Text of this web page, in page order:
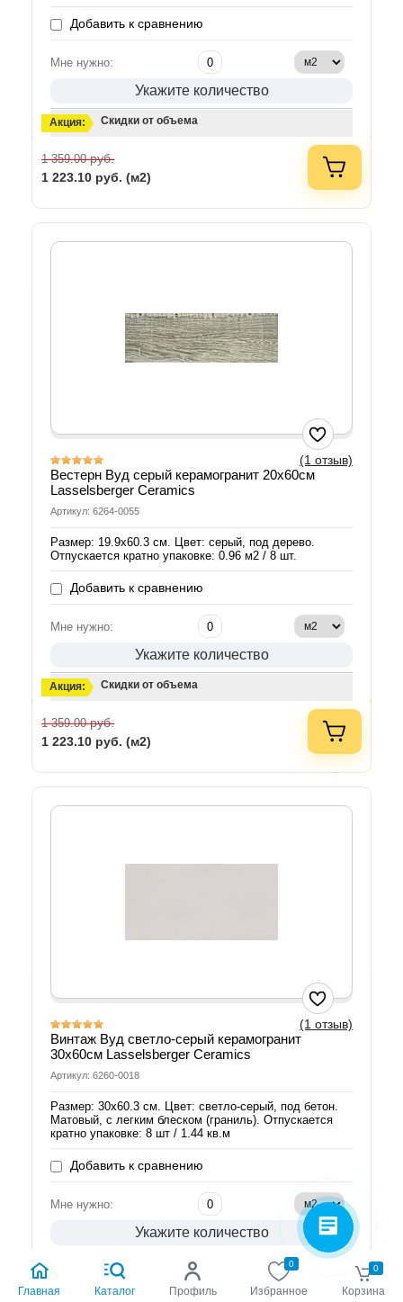
Добавить к сравнению
Мне нужно:
Укажите количество
Акция: Скидки от объема
1 359.00руб.
1 223.10 руб. (м2)
(1 отзыв)
Вестерн Вуд серый керамогранит 20х60см
Lasselsberger Ceramics
Артикул: 6264-0055
Размер: 19.9х60.3 см. Цвет: серый, под дерево.
Отпускается кратно упаковке: 0.96 м2 / 8 шт.
Добавить к сравнению
Мне нужно:
Укажите количество
Акция: Скидки от объема
1 359.00руб.
1 223.10 руб. (м2)
(1 отзыв)
Винтаж Вуд светло-серый керамогранит
30х60см Lasselsberger Ceramics
Артикул: 6260-0018
Размер: 30х60.3 см. Цвет: светло-серый, под бетон.
Матовый, с легким блеском (граниль). Отпускается
кратно упаковке: 8 шт / 1.44 кв.м
Добавить к сравнению
Мне нужно:
Укажите количество
Скидки от объема
Главная Каталог Профиль
0
Избранное
0
Корзина